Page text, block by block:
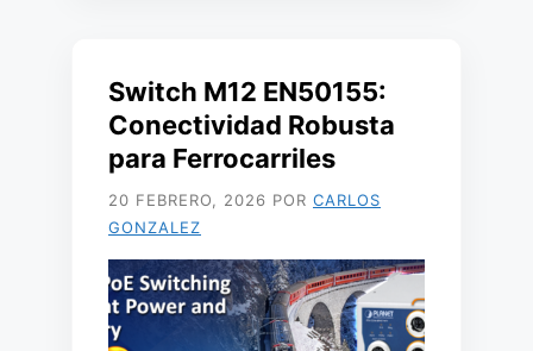
Switch M12 EN50155:
Conectividad Robusta
para Ferrocarriles
20 FEBRERO, 2026 POR CARLOS
GONZALEZ